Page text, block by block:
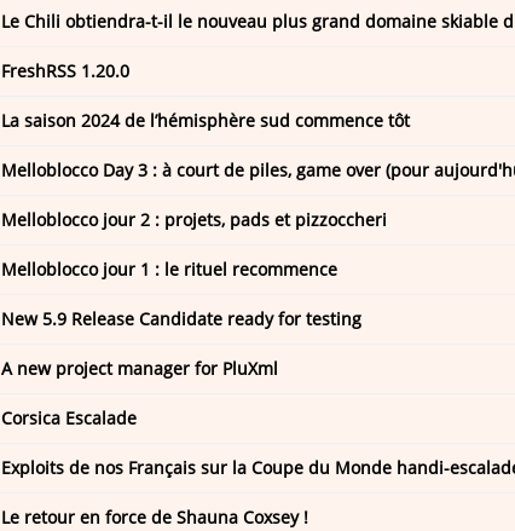
Le Chili obtiendra-t-il le nouveau plus grand domaine skiable
FreshRSS 1.20.0
La saison 2024 de l’hémisphère sud commence tôt
Melloblocco Day 3 : à court de piles, game over (pour
Melloblocco jour 2 : projets, pads et pizzoccheri
Melloblocco jour 1 : le rituel recommence
New 5.9 Release Candidate ready for testing
A new project manager for PluXml
Corsica Escalade
Exploits de nos Français sur la Coupe du Monde handi-
Le retour en force de Shauna Coxsey !